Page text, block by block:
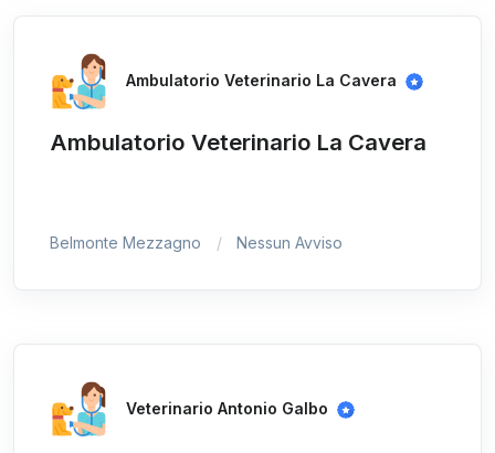
Ambulatorio Veterinario La Cavera
Ambulatorio Veterinario La Cavera
Belmonte Mezzagno Nessun Avviso
Veterinario Antonio Galbo